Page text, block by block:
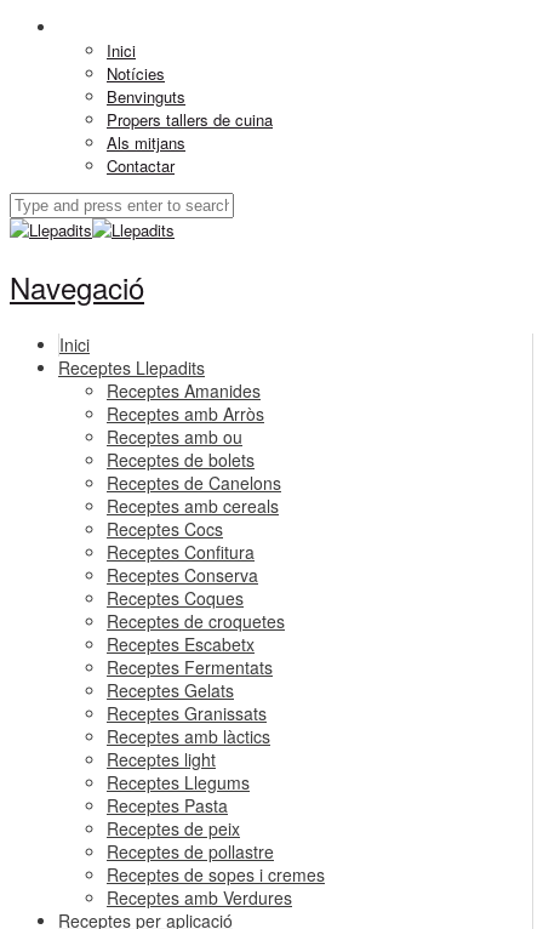
Inici
Notícies
Benvinguts
Propers tallers de cuina
Als mitjans
Contactar
Navegació
Inici
Receptes Llepadits
Receptes Amanides
Receptes amb Arròs
Receptes amb ou
Receptes de bolets
Receptes de Canelons
Receptes amb cereals
Receptes Cocs
Receptes Confitura
Receptes Conserva
Receptes Coques
Receptes de croquetes
Receptes Escabetx
Receptes Fermentats
Receptes Gelats
Receptes Granissats
Receptes amb làctics
Receptes light
Receptes Llegums
Receptes Pasta
Receptes de peix
Receptes de pollastre
Receptes de sopes i cremes
Receptes amb Verdures
Receptes per aplicació